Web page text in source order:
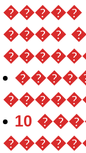
�����
����
10